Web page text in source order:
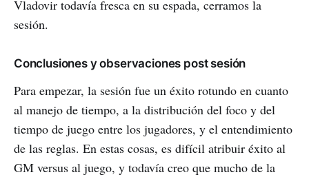
Vladovir todavía fresca en su espada, cerramos la
sesión.
Conclusiones y observaciones post sesión
Para empezar, la sesión fue un éxito rotundo en cuanto
al manejo de tiempo, a la distribución del foco y del
tiempo de juego entre los jugadores, y el entendimiento
de las reglas. En estas cosas, es difícil atribuir éxito al
GM versus al juego, y todavía creo que mucho de la